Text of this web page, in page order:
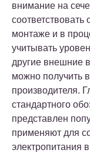
внимание на
монтаже и в
учитывать
другие внешние
можно получить
производителя.
стандартного
представлен
применяют для
электропитания